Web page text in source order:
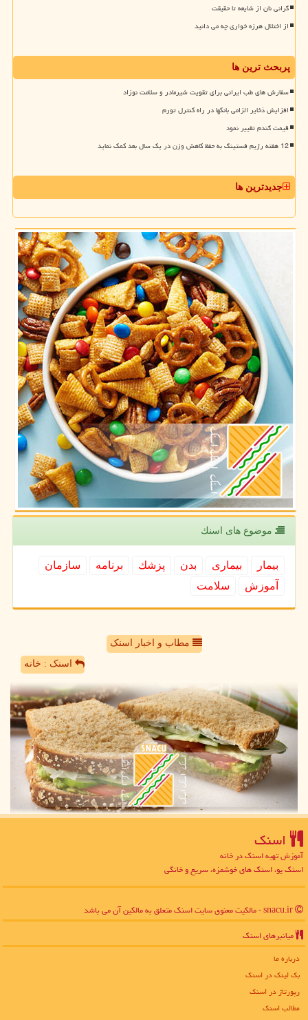
گرانی نان از شایعه تا حقیقت
از اختلال هرزه خواری چه می دانید
پربحث ترین ها
سفارش های طب ایرانی برای تقویت شیرمادر و سلامت نوزاد
افزایش ذخایر الزامی بانکها در راه کنترل تورم
قیمت گندم تغییر نمود
12 هفته رژیم فستینگ به حفظ کاهش وزن در یک سال بعد کمک نماید
جدیدترین ها
موضوع های اسنك
بیمار بیماری بدن پزشك برنامه
سازمان
آموزش
سلامت
مطاب و اخبار اسنک
اسنک : خانه
اسنك
آموزش تهیه اسنک در خانه
اسنک یو، اسنک های خوشمزه، سریع و خانگی
میانبرهای اسنك
درباره ما
بک لینک در اسنك
رپورتاژ در اسنك
مطالب اسنك